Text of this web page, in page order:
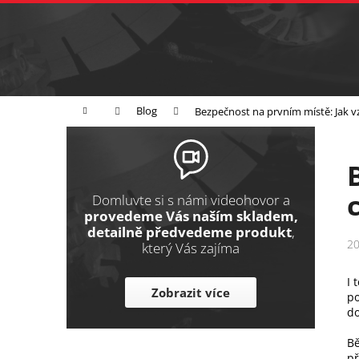
Přejít
Domů Blog Bezpečnost na prvním místě: Jak
P
p
Domluvte si s námi videohovor a
provedeme Vás naším skladem,
detailně předvedeme produkt,
který Vás zajíma
Zobrazit více
I
K
k